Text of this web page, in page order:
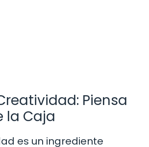
Piensa
la Caja
es un ingrediente